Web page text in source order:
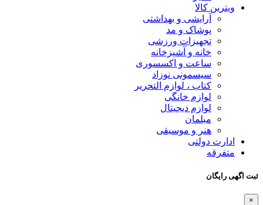
ویترین کالا
آرایشی و بهداشتی
پوشاک و مد
تجهیزات ورزشی
خانه و آشپزخانه
ساعت و اکسسوری
سیسمونی نوزاد
کتاب ، لوازم التحریر
لوازم خانگی
لوازم دیجیتال
مبلمان
هنر و موسیقی
ادارت دولتی
متفرقه
ثبت اگهی رایگان
×